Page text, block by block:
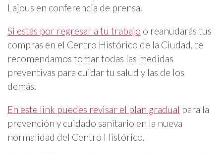
Lajous en conferencia de prensa.
Si estás por regresar a tu trabajo o reanudarás tus
compras en el Centro Histórico de la Ciudad, te
recomendamos tomar todas las medidas
preventivas para cuidar tu salud y las de los
demás.
En este link puedes revisar el plan gradual para la
prevención y cuidado sanitario en la nueva
normalidad del Centro Histórico.